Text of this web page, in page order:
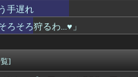
時の感想がコチラ・・・・・
遊びってなんかある？
れんかな 稲妻星5キャラで氷欲
ぎね
3章構成のDLC第1弾「The P...
手遅れ
ろそろ狩るわ...♥」
]